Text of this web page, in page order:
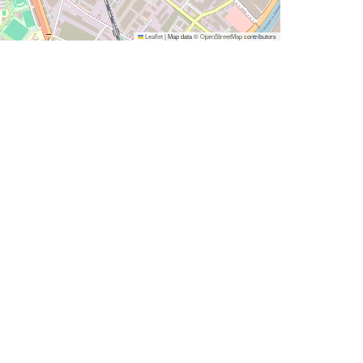
Leaflet|Map data ©OpenStreetMapcontributors